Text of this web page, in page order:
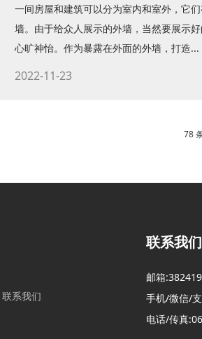
一间房屋和建筑可以分为室内和室外，它
墙。由于给众人展示的外墙，当然要展示
心旷神怡。作为暴露在外面的外墙，打造...
2022-11-23
78
联系我们
联系我们
邮箱
手机/微信/
电话/传真